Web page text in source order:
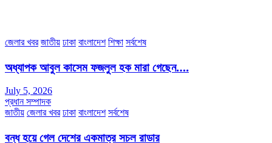
জেলার খবর জাতীয় ঢাকা বাংলাদেশ শিক্ষা সর্বশেষ
অধ্যাপক আবুল কাসেম ফজলুল হক মারা গেছেন….
July 5, 2026
প্রধান সম্পাদক
জাতীয় জেলার খবর ঢাকা বাংলাদেশ সর্বশেষ
বন্ধ হয়ে গেল দেশের একমাত্র সচল রাডার